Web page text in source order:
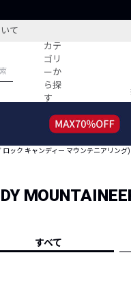
て
カテ
ゴリ
ーか
ら探
す
ト
す
人
ック キャンディー マウンテニアリング)
すべて